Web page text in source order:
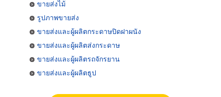
ขายส่งไม้
รูปภาพขายส่ง
ขายส่งและผู้ผลิตกระดาษปิดฝาผนัง
ขายส่งและผู้ผลิตส่งกระดาษ
ขายส่งและผู้ผลิตรถจักรยาน
ขายส่งและผู้ผลิตธูป